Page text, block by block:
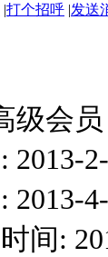
|打个招呼 |发送
级会员
2013-
2013-
间: